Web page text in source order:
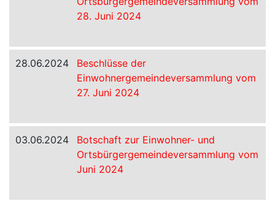
28. Juni 2024
28.06.2024
Beschlüsse der
Einwohnergemeindeversammlung vom
27. Juni 2024
03.06.2024
Botschaft zur Einwohner- und
Ortsbürgergemeindeversammlung vom
Juni 2024